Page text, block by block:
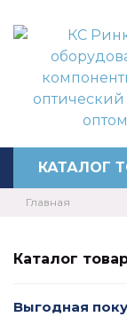
КАТАЛОГ
Главная
Каталог
Выгодная